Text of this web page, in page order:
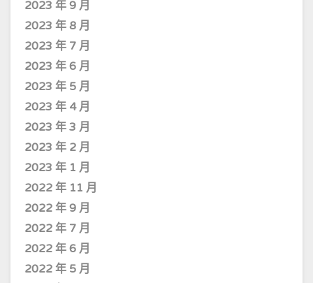
2023 年 9 月
2023 年 8 月
2023 年 7 月
2023 年 6 月
2023 年 5 月
2023 年 4 月
2023 年 3 月
2023 年 2 月
2023 年 1 月
2022 年 11 月
2022 年 9 月
2022 年 7 月
2022 年 6 月
2022 年 5 月